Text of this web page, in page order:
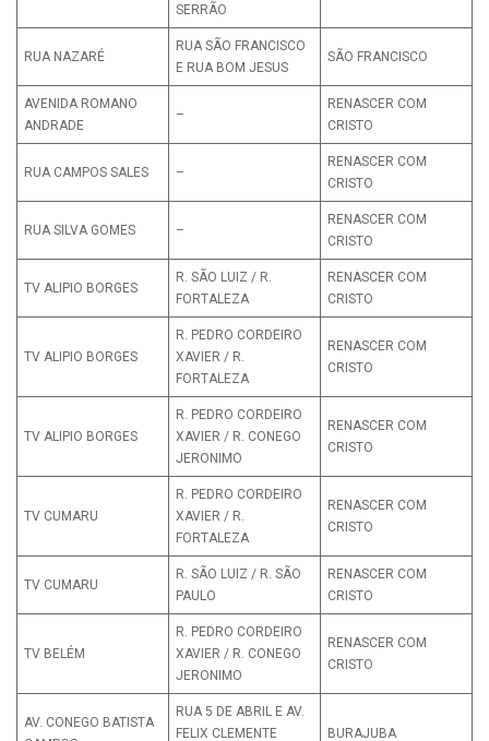
SERRÃO
RUA NAZARÉ
RUA SÃO FRANCISCO
E RUA BOM JESUS
SÃO FRANCISCO
AVENIDA ROMANO
ANDRADE
–
RENASCER COM
CRISTO
RUA CAMPOS SALES –
RENASCER COM
CRISTO
RUA SILVA GOMES –
RENASCER COM
CRISTO
TV ALIPIO BORGES
R. SÃO LUIZ / R.
FORTALEZA
RENASCER COM
CRISTO
TV ALIPIO BORGES
R. PEDRO CORDEIRO
XAVIER / R.
FORTALEZA
RENASCER COM
CRISTO
TV ALIPIO BORGES
R. PEDRO CORDEIRO
XAVIER / R. CONEGO
JERONIMO
RENASCER COM
CRISTO
TV CUMARU
R. PEDRO CORDEIRO
XAVIER / R.
FORTALEZA
RENASCER COM
CRISTO
TV CUMARU
R. SÃO LUIZ / R. SÃO
PAULO
RENASCER COM
CRISTO
TV BELÉM
R. PEDRO CORDEIRO
XAVIER / R. CONEGO
JERONIMO
RENASCER COM
CRISTO
AV. CONEGO BATISTA
RUA 5 DE ABRIL E AV.
FELIX CLEMENTE
BURAJUBA